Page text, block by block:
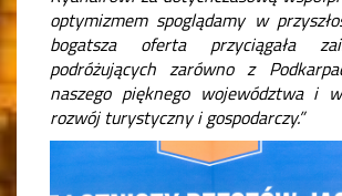
optymizmem spoglądamy w
bogatsza oferta przyciągała
podróżujących zarówno z
naszego pięknego województwa i
rozwój turystyczny i gospodarczy.”